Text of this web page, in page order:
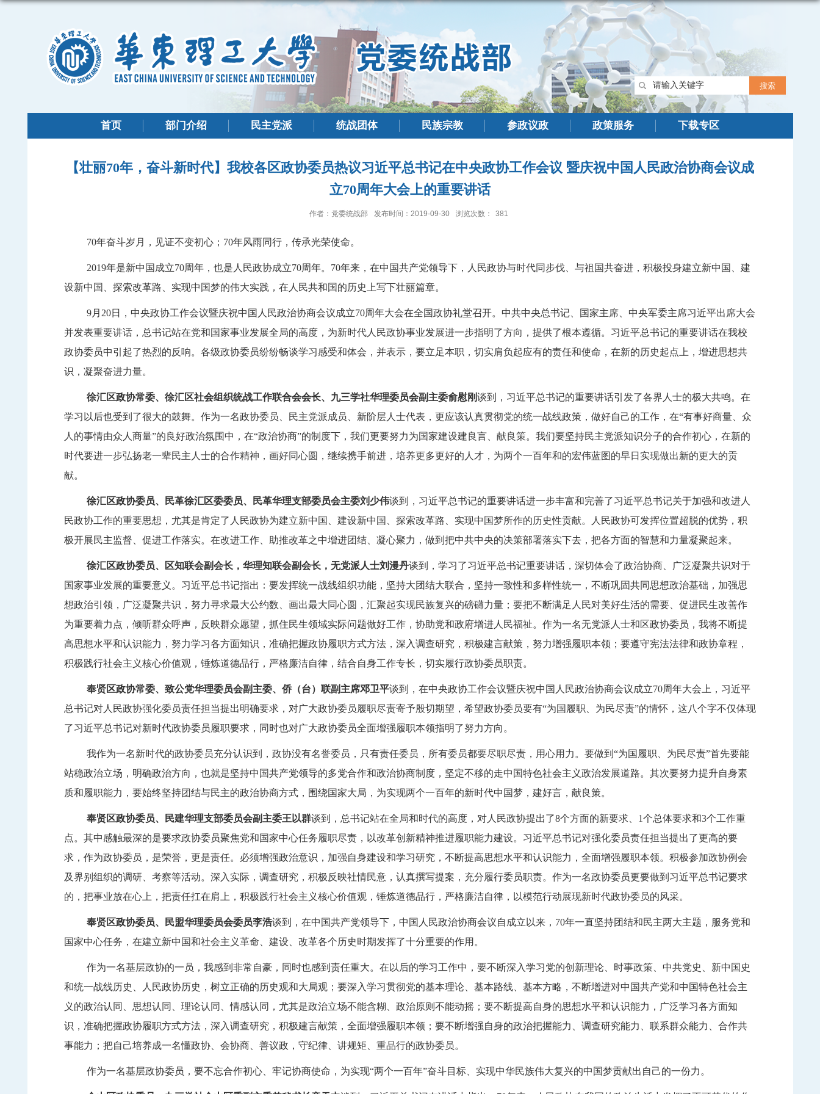
首页 部门介绍 民主党派 统战团体 民族宗教 参政议政 政策服务 下载专区
【壮丽70年，奋斗新时代】我校各区政协委员热议习近平总书记在中央政协工作会议 暨庆祝中国人民政治协商会议成
立70周年大会上的重要讲话
作者：党委统战部 发布时间：2019-09-30 浏览次数： 381
70年奋斗岁月，见证不变初心； 70年风雨同行，传承光荣使命。
2019年是新中国成立70周年，也是 人民政协成立70周年。 70年来，在中国共产党领导下，人民政协与时代同步伐、与祖国共奋进，积极投身建立新中国、建
设新中国、探索改革路、实现中国梦的伟大实践，在人民共和国的历史上写下壮丽篇章。
9月 20日，中央政协工作会议暨庆祝中国人民政治协商会议成立70周年大会在全国政协礼堂召开。中共中央总书记、国家主席、中央军委主席习近平出席大会
并发表重要讲话，总书记站在党和国家事业发展全局的高度，为新时代人民政协事业发展进一步指明了方向，提供了根本遵循。习近平总书记的重要讲话在我校
政协委员中引起了热烈的反响。各级政协委员纷纷畅谈学习感受和体会，并表示，要立足本职，切实肩负起应有的责任和使命，在新的历史起点 上， 增进思想共
识， 凝聚奋进力量。
徐汇区政协常委、徐汇区社会组织统战工作联合会会长、九三学社华理委员会副主委俞慰刚谈到， 习近平总书记的重要讲话引发了各界人士的极大共鸣。在
学习以后也受到了很大的鼓舞。作为一名政协委员、民主党派成员、新阶层人士代表，更应该认真贯彻党的统一战线政策，做好自己的工作，在“有事好商量、众
人的事情由众人商量”的良好政治氛围中，在“政治协商”的制度下，我们更要努力为国家建设建良言、献良策。我们要坚持民主党派知识分子的合作初心，在新的
时代要进一步弘扬老一辈民主人士的合作精神，画好同心圆，继续携手前进，培养更多更好的人才，为两个一百年和的宏伟蓝图的早日实现做出新的更大的贡
献。
徐汇区政协委员、民革徐汇区委委员、民革华理支部委员会主委刘少伟谈到， 习近平总书记的重要讲话进一步丰富和完善了习近平总书记关于加强和改进人
民政协工作的重要思想，尤其是肯定了人民政协为建立新中国、建设新中国、探索改革路、实现中国梦所作的历史性贡献。人民政协可发挥位置超脱的优势，积
极开展民主监督、促进工作落实。在改进工作、助推改革之中增进团结、凝心聚力，做到把中共中央的决策部署落实下去，把各方面的智慧和力量凝聚起来。
徐汇区政协委员、区知联会副会长，华理知联会副会长，无党派人士刘漫丹谈到， 学习了习近平总书记重要讲话，深切体会了政治协商、广泛凝聚共识对于
国家事业发展的重要意义。习近平总书记指出：要发挥统一战线组织功能，坚持大团结大联合，坚持一致性和多样性统一，不断巩固共同思想政治基础，加强思
想政治引领，广泛凝聚共识，努力寻求最大公约数、画出最大同心圆，汇聚起实现民族复兴的磅礴力量；要把不断满足人民对美好生活的需要、促进民生改善作
为重要着力点，倾听群众呼声，反映群众愿望，抓住民生领域实际问题做好工作，协助党和政府增进人民福祉。作为一名无党派人士和区政协委员，我将不断提
高思想水平和认识能力，努力学习各方面知识，准确把握政协履职方式方法，深入调查研究，积极建言献策，努力增强履职本领；要遵守宪法法律和政协章程，
积极践行社会主义核心价值观，锤炼道德品行，严格廉洁自律，结合自身工作专长，切实履行政协委员职责。
奉贤区政协常委、致公党华理委员会副主委、侨（台）联副主席邓卫平谈到， 在中央政协工作会议暨庆祝中国人民政治协商会议成立70周年大会上，习近平
总书记对人民政协强化委员责任担当提出明确要求，对广大政协委员履职尽责寄予殷切期望，希望政协委员要有“为国履职、为民尽责”的情怀，这八个字不仅体现
了习近平总书记对新时代政协委员履职要求，同时也对广大政协委员全面增强履职本领指明了努力方向。
我作为一名新时代的政协委员充分认识到，政协没有名誉委员，只有责任委员，所有委员都要尽职尽责，用心用力。要做到 “为国履职、为民尽责”首先要能
站稳政治立场，明确政治方向，也就是坚持中国共产党领导的多党合作和政治协商制度，坚定不移的走中国特色社会主义政治发展道路。其次要努力提升自身素
质和履职能力，要始终坚持团结与民主的政治协商方式，围绕国家大局，为实现两个一百年的新时代中国梦，建好言，献良策。
奉贤区政协委员、民建华理支部委员会副主委王以群谈到， 总书记站在全局和时代的高度，对人民政协提出了8个方面的新要求、 1个总体要求和3个工作重
点。其中感触最深的是要求政协委员聚焦党和国家中心任务履职尽责，以改革创新精神推进履职能力建设。习近平总书记对强化委员责任担当提出了更高的要
求，作为政协委员，是荣誉，更是责任。必须增强政治意识，加强自身建设和学习研究，不断提高思想水平和认识能力，全面增强履职本领。积极参加政协例会
及界别组织的调研、考察等活动。深入实际，调查研究，积极反映社情民意，认真撰写提案，充分履行委员职责。作为一名政协委员更要做到习近平总书记要求
的，把事业放在心上，把责任扛在肩上，积极践行社会主义核心价值观，锤炼道德品行，严格廉洁自律，以模范行动展现新时代政协委员的风采。
奉贤区政协委员、民盟华理委员会委员李浩谈到， 在中国共产党领导下，中国人民政治协商会议自成立以来， 70年一直坚持团结和民主两大主题，服务党和
国家中心任务，在建立新中国和社会主义革命、建设、改革各个历史时期发挥了十分重要的作用。
作为一名基层政协的一员，我感到非常自豪，同时也感到责任重大。在以后的学习工作中，要不断深入学习党的创新理论、时事政策、中共党史、新中国史
和统一战线历史、人民政协历史，树立正确的历史观和大局观；要深入学习贯彻党的基本理论、基本路线、基本方略，不断增进对中国共产党和中国特色社会主
义的政治认同、思想认同、理论认同、情感认同，尤其是政治立场不能含糊、政治原则不能动摇；要不断提高自身的思想水平和认识能力，广泛学习各方面知
识，准确把握政协履职方式方法，深入调查研究，积极建言献策，全面增强履职本领；要不断增强自身的政治把握能力、调查研究能力、联系群众能力、合作共
事能力；把自己培养成一名懂政协、会协商、善议政，守纪律、讲规矩、重品行的政协委员。
作为一名基层政协委员，要不忘合作初心、牢记协商使命，为实现“两个一百年”奋斗目标、实现中华民族伟大复兴的中国梦贡献出自己的一份力。